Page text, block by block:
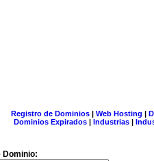
Registro de Dominios| Web Hosting |
Dominios Expirados | Industrias |
Dominio: